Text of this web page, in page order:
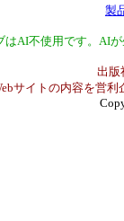
製
はAI不使用です。AI
出版
サイトの内容を営